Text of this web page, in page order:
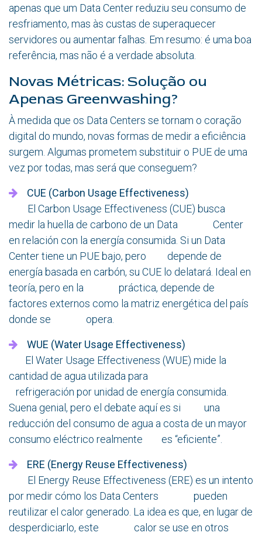
apenas que um Data Center reduziu seu consumo de
resfriamento, mas às custas de superaquecer
servidores ou aumentar falhas. Em resumo: é uma boa
referência, mas não é a verdade absoluta.
Novas Métricas: Solução ou
Apenas Greenwashing?
À medida que os Data Centers se tornam o coração
digital do mundo, novas formas de medir a eficiência
surgem. Algumas prometem substituir o PUE de uma
vez por todas, mas será que conseguem?
CUE (Carbon Usage Effectiveness)
El Carbon Usage Effectiveness (CUE) busca
medir la huella de carbono de un Data Center
en relación con la energía consumida. Si un Data
Center tiene un PUE bajo, pero depende de
energía basada en carbón, su CUE lo delatará. Ideal en
teoría, pero en la práctica, depende de
factores externos como la matriz energética del país
donde se opera.
WUE (Water Usage Effectiveness)
El Water Usage Effectiveness (WUE) mide la
cantidad de agua utilizada para
refrigeración por unidad de energía consumida.
Suena genial, pero el debate aquí es si una
reducción del consumo de agua a costa de un mayor
consumo eléctrico realmente es “eficiente”.
ERE (Energy Reuse Effectiveness)
El Energy Reuse Effectiveness (ERE) es un intento
por medir cómo los Data Centers pueden
reutilizar el calor generado. La idea es que, en lugar de
desperdiciarlo, este calor se use en otros